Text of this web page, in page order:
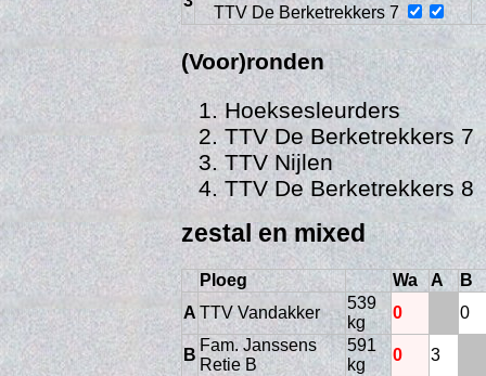
TTV De Berketrekkers 7
(Voor)ronden
Hoeksesleurders
TTV De Berketrekkers 7
TTV Nijlen
TTV De Berketrekkers 8
zestal en mixed
Ploeg Wa A
B
A TTV Vandakker
539
kg
0 0
B
Fam. Janssens
Retie B
591
kg
0 3